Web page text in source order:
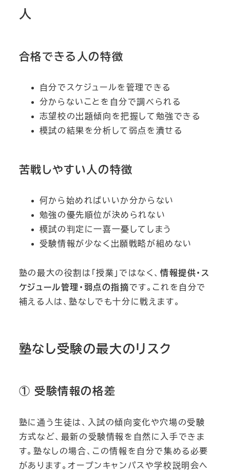
人
合格できる人の特徴
自分でスケジュールを管理できる
分からないことを自分で調べられる
志望校の出題傾向を把握して勉強できる
模試の結果を分析して弱点を潰せる
苦戦しやすい人の特徴
何から始めればいいか分からない
勉強の優先順位が決められない
模試の判定に一喜一憂してしまう
受験情報が少なく出願戦略が組めない
塾の最大の役割は「授業」ではなく、 情報提供・ス
ケジュール管理・弱点の指摘です。これを自分で
補える人は、塾なしでも十分に戦えます。
塾なし受験の最大のリスク
① 受験情報の格差
塾に通う生徒は、入試の傾向変化や穴場の受験
方式など、最新の受験情報を自然に入手できま
す。塾なしの場合、この情報を自分で集める必要
があります。オープンキャンパスや学校説明会へ